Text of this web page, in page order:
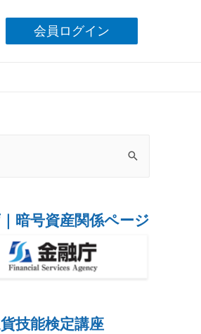
会員ログイン
暗号資産関係ページ
技能検定講座